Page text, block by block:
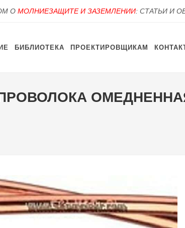
О МОЛНИЕЗАЩИТЕ И ЗАЗЕМЛЕНИИ: СТАТЬИ И
БИБЛИОТЕКА ПРОЕКТИРОВЩИКАМ
ПРОВОЛОКА